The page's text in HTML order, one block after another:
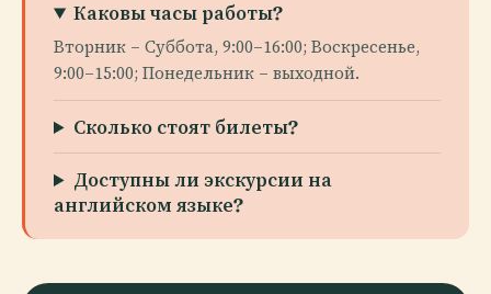
Каковы часы работы?
Вторник – Суббота, 9:00–16:00; Воскресенье,
9:00–15:00; Понедельник – выходной.
Сколько стоят билеты?
Доступны ли экскурсии на
английском языке?